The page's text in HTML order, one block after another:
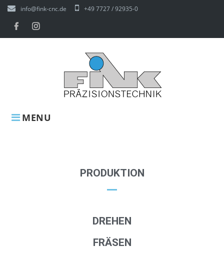
info@fink-cnc.de +49 7727 / 92935-0
MENU
PRODUKTION
DREHEN
FRÄSEN